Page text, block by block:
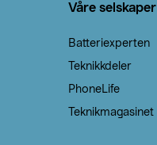
Våre selskaper
Batteriexperten
Teknikkdeler
PhoneLife
Teknikmagasinet